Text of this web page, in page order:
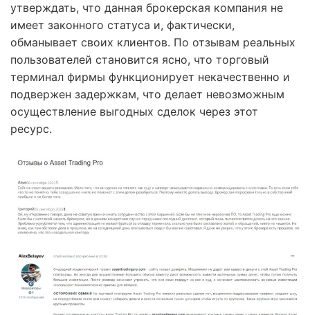
утверждать, что данная брокерская компания не
имеет законного статуса и, фактически,
обманывает своих клиентов. По отзывам реальных
пользователей становится ясно, что торговый
терминал фирмы функционирует некачественно и
подвержен задержкам, что делает невозможным
осуществление выгодных сделок через этот
ресурс.